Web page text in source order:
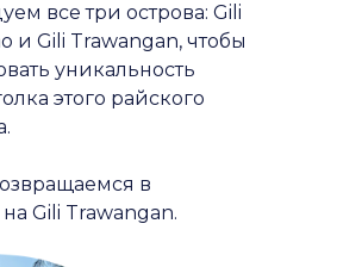
все три острова: Gili
и Gili Trawangan, чтобы
уникальность
этого райского
в
Gili Trawangan.